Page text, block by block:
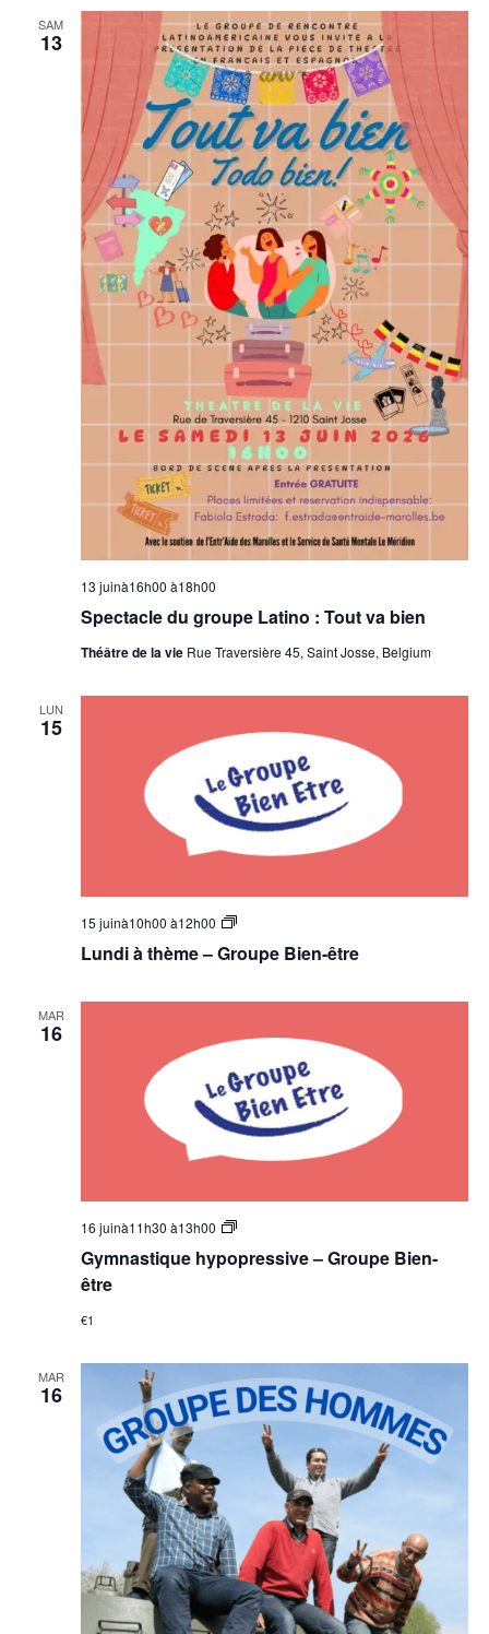
SAM
13
Spectacle du groupe Latino : Tout va bien
13 juinà16h00 à18h00
Théâtre de la vie Rue Traversière 45, Saint Josse, Belgium
LUN
15
Lundi à thème – Groupe Bien-être
15 juinà10h00 à12h00
Groupe
être
MAR
16
Gymnastique hypopressive – Groupe Bien-
être
16 juinà11h30 à13h00
Groupe
être
€1
MAR
16